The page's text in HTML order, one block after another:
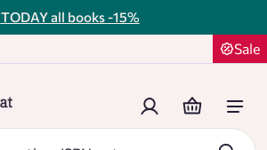
TODAY all books-15%
Sale